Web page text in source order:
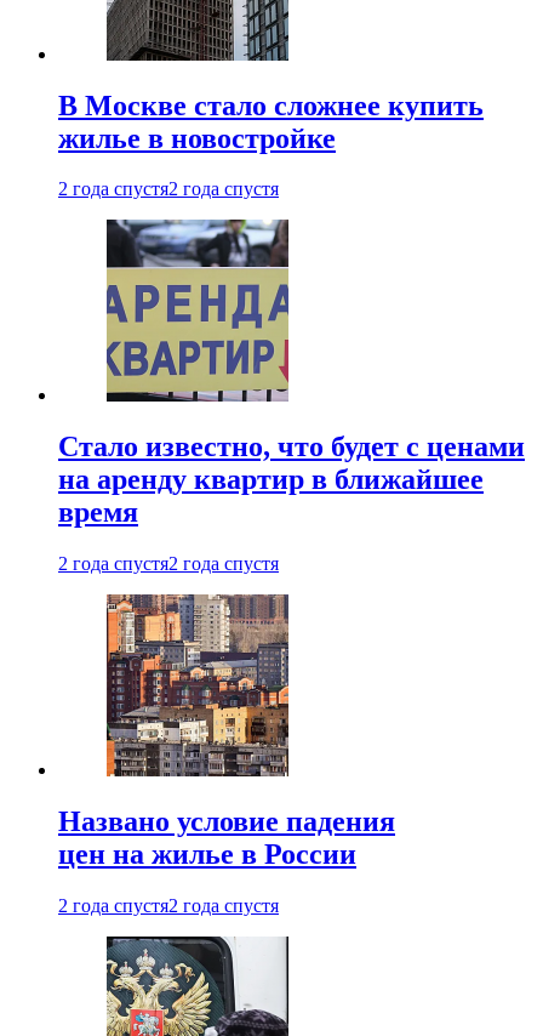
В Москве стало сложнее купить
жилье в новостройке
2 года спустя2 года спустя
Стало известно, что будет с ценами
на аренду квартир в ближайшее
время
2 года спустя2 года спустя
Названо условие падения
цен на жилье в России
2 года спустя2 года спустя